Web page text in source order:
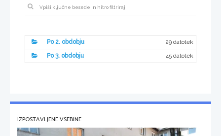
Po 2. obdobju 29 datotek
Po 3. obdobju 45 datotek
IZPOSTAVLJENE VSEBINE